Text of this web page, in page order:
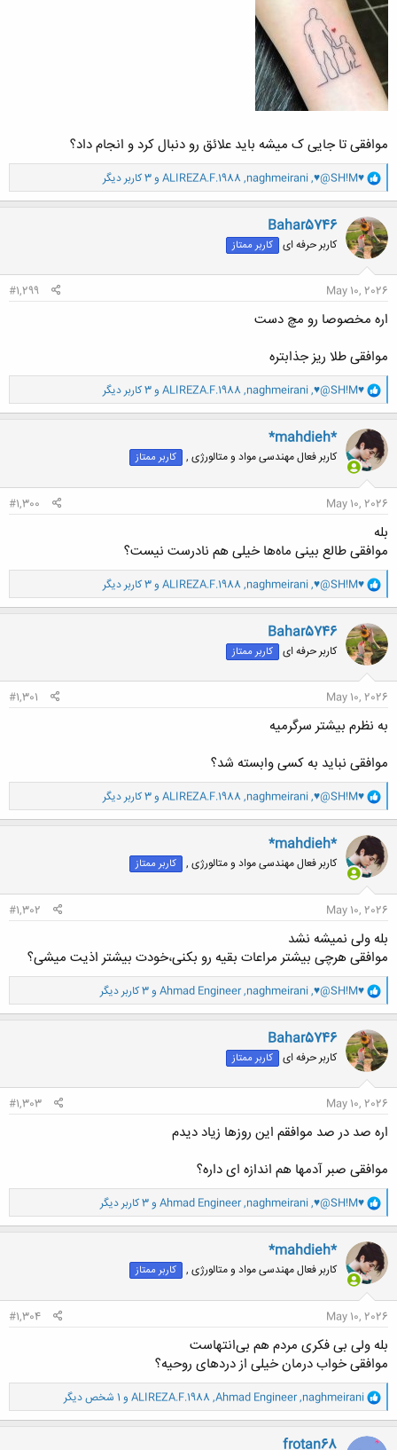
موافقی تا جایی ک میشه باید علائق رو دنبال کرد و انجام داد؟
و
ا
ک
ن
ش
ه
ا
♥@SH!M♥
,
naghmeirani
,
ALIREZA.F.1988 و 3 کاربر دیگر
Bahar5746
کاربر حرفه ای کاربر ممتاز
May 10, 2026
#1,299
اره مخصوصا رو مچ دست
موافقی طلا ریز جذابتره
و
ا
ک
ن
ش
ه
ا
♥@SH!M♥
,
naghmeirani
,
ALIREZA.F.1988 و 3 کاربر دیگر
*mahdieh*
کاربر فعال مهندسی مواد و متالورژی , کاربر ممتاز
May 10, 2026
#1,300
بله
موافقی طالع بینی ماه‌ها خیلی هم نادرست نیست؟
و
ا
ک
ن
ش
ه
ا
♥@SH!M♥
,
naghmeirani
,
ALIREZA.F.1988 و 3 کاربر دیگر
Bahar5746
کاربر حرفه ای کاربر ممتاز
May 10, 2026
#1,301
به نظرم بیشتر سرگرمیه
موافقی نباید به کسی وابسته شد؟
و
ا
ک
ن
ش
ه
ا
♥@SH!M♥
,
naghmeirani
,
ALIREZA.F.1988 و 3 کاربر دیگر
*mahdieh*
کاربر فعال مهندسی مواد و متالورژی , کاربر ممتاز
May 10, 2026
#1,302
بله ولی نمیشه نشد
موافقی هرچی بیشتر مراعات بقیه رو بکنی،خودت بیشتر اذیت میشی؟
و
ا
ک
ن
ش
ه
ا
♥@SH!M♥
,
naghmeirani
,
Ahmad Engineer و 3 کاربر دیگر
Bahar5746
کاربر حرفه ای کاربر ممتاز
May 10, 2026
#1,303
اره صد در صد موافقم این روزها زیاد دیدم
موافقی صبر آدمها هم اندازه ای داره؟
و
ا
ک
ن
ش
ه
ا
♥@SH!M♥
,
naghmeirani
,
Ahmad Engineer و 3 کاربر دیگر
*mahdieh*
کاربر فعال مهندسی مواد و متالورژی , کاربر ممتاز
May 10, 2026
#1,304
بله ولی بی فکری مردم هم بی‌انتهاست
موافقی خواب درمان خیلی از دردهای روحیه؟
و
ا
ک
ن
naghmeirani
,
Ahmad Engineer
,
ALIREZA.F.1988 و 1 شخص دیگر
frotan68